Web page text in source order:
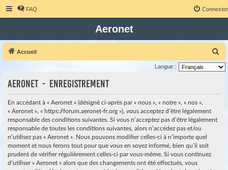
FAQ Connexion
Aeronet
Accueil
e
Langue :
Aeronet - Enregistrement
En accédant à « Aeronet » (désigné ci-après par « nous », « notre », « nos »,
« Aeronet », « https://forum.aeronet-fr.org »), vous acceptez d’être légalement
responsable des conditions suivantes. Si vous n’acceptez pas d’être légalement
responsable de toutes les conditions suivantes, alors n’accédez pas et/ou
n’utilisez pas « Aeronet ». Nous pouvons modifier celles-ci à n’importe quel
moment et nous ferons tout pour que vous en soyez informé, bien qu’il soit
prudent de vérifier régulièrement celles-ci par vous-même. Si vous continuez
d’utiliser « Aeronet » alors que des changements ont été effectués, vous